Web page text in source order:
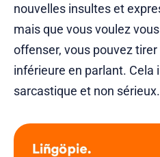
nouvelles insultes et
mais que vous voulez
offenser, vous pouvez
inférieure en parlant. Cela
sarcastique et non sérieux.